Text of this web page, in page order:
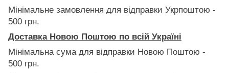
Мінімальне замовлення для відправки Укрпоштою -
500 грн.
Доставка Новою Поштою по всій Україні
Мінімальна сума для відправки Новою Поштою -
500 грн.